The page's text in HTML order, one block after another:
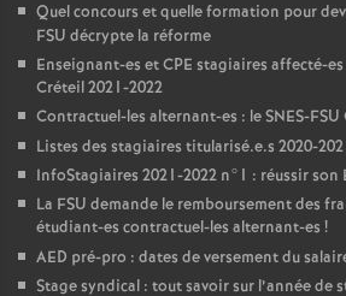
Quel concours et quelle formation pour
FSU décrypte la réforme
Enseignant-es etCPE stagiaires affecté-es
Créteil 2021-2022
Contractuel-les alternant-es : leSNES-FSU
Listes des stagiaires titularisé.e.s 2020-
InfoStagiaires 2021-2022 n°1 : réussir
La FSU demande le remboursement des
étudiant-es contractuel-les alternant-es !
AED pré-pro : dates de versement du
Stage syndical : tout savoir sur l’année de